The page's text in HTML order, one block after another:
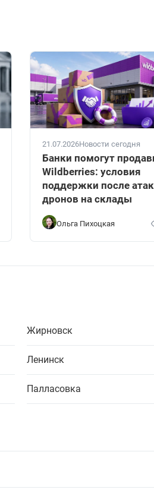
21.07.2026Новости сегодня
Банки помогут
Wildberries: условия
поддержки после
дронов на склады
Ольга Пихоцкая
Жирновск
Ленинск
Палласовка